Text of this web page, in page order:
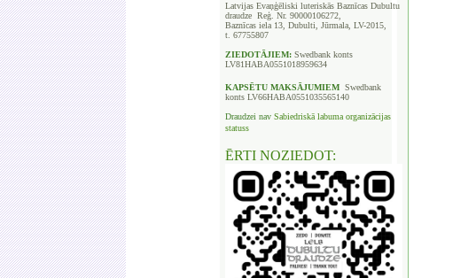
Latvijas Evaņģēliski luteriskās Baznīcas Dubultu
draudze Reģ. Nr. 90000106272,
Baznīcas iela 13, Dubulti, Jūrmala, LV-2015,
t. 67755807
ZIEDOTĀJIEM: Swedbank konts
LV81HABA0551018959634
KAPSĒTU MAKSĀJUMIEM Swedbank
konts LV66HABA0551035565140
Draudzei nav Sabiedriskā labuma organizācijas
statuss
ĒRTI NOZIEDOT: